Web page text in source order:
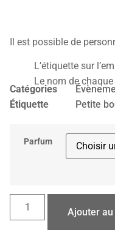
Il est possible de
L’étiquette sur
Le nom de
Catégories
Étiquette
Petite
Parfum
Ajouter